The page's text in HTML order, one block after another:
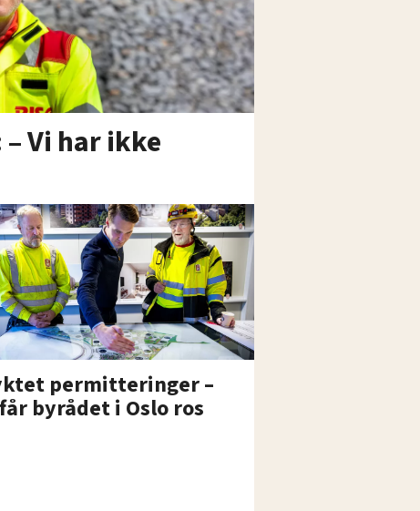
Vi har ikke
permitteringer –
byrådet i Oslo ros